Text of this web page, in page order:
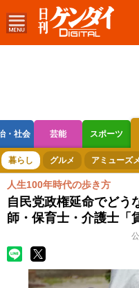
・社会 芸能 スポーツ
ボートレース 競輪 オート
暮らし グルメ アミューズ
人生100年時代の歩き方
自民党政権延命でどう
師・保育士・介護士「